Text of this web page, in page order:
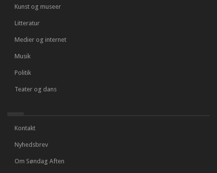
Kunst og museer
Litteratur
Medier og internet
Musik
Politik
Teater og dans
Kontakt
Nyhedsbrev
Om Søndag Aften